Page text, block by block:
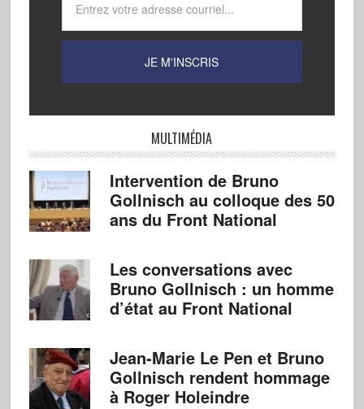
MULTIMÉDIA
Intervention de Bruno
Gollnisch au colloque des 50
ans du Front National
Les conversations avec
Bruno Gollnisch : un homme
d’état au Front National
Jean-Marie Le Pen et Bruno
Gollnisch rendent hommage
à Roger Holeindre